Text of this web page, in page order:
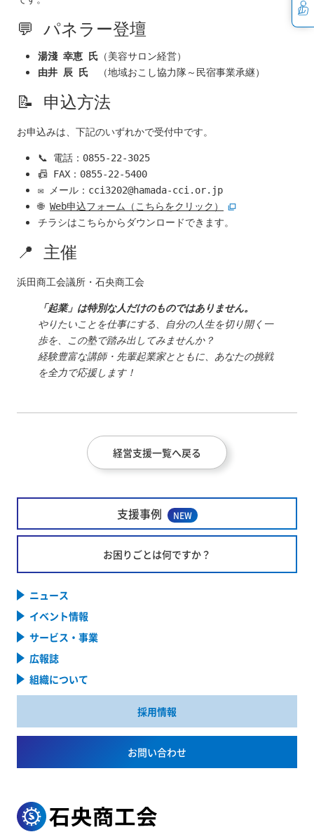
💬 パネラー登壇
湯淺 幸恵 氏 （美容サロン経営）
由井 辰 氏
（地域おこし協力隊～民宿事業承継）
📝 申込方法
お申込みは、下記のいずれかで受付中です。
📞 電話：0855-22-3025
📠 FAX：0855-22-5400
✉ メール： cci3202@hamada-cci.or.jp
🌐 Web申込フォーム（こちらをクリック）
チラシはこちらからダウンロードできます。
📍 主催
浜田商工会議所・石央商工会
「起業」は特別な人だけのものではありません。
やりたいことを仕事にする、自分の人生を切り開く一
歩を、この塾で踏み出してみませんか？
経験豊富な講師・先輩起業家とともに、あなたの挑戦
を全力で応援します！
経営支援一覧へ戻る
支援事例 NEW
お困りごとは何ですか？
ニュース
イベント情報
サービス・事業
広報誌
組織について
採用情報
お問い合わせ